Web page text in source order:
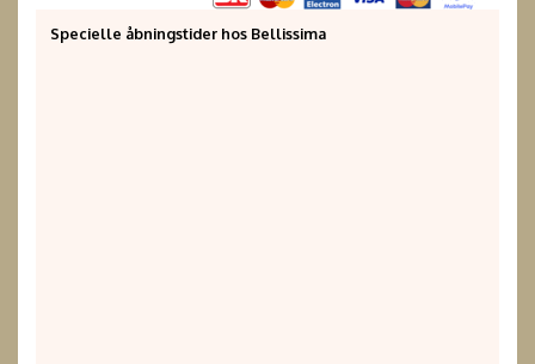
Specielle åbningstider hos Bellissima